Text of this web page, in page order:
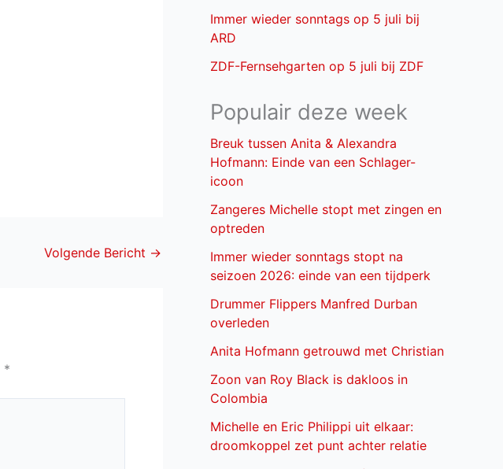
Volgende Bericht →
*
Immer wieder sonntags op 5 juli bij
ARD
ZDF-Fernsehgarten op 5 juli bij ZDF
Populair deze week
Breuk tussen Anita & Alexandra
Hofmann: Einde van een Schlager-
icoon
Zangeres Michelle stopt met zingen en
optreden
Immer wieder sonntags stopt na
seizoen 2026: einde van een tijdperk
Drummer Flippers Manfred Durban
overleden
Anita Hofmann getrouwd met Christian
Zoon van Roy Black is dakloos in
Colombia
Michelle en Eric Philippi uit elkaar:
droomkoppel zet punt achter relatie